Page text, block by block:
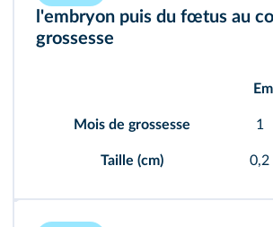
l'embryon puis du fœtus au
grossesse
Mois de grossesse 1
Taille (cm) 0,2